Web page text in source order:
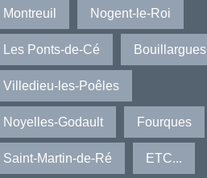
Montreuil Nogent-le-Roi
Les Ponts-de-Cé Bouillargues
Villedieu-les-Poêles
Noyelles-Godault Fourques
Saint-Martin-de-Ré ETC...